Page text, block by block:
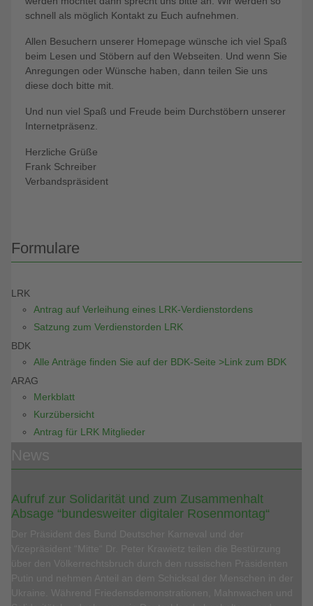
schnell als möglich Kontakt zu Euch aufnehmen.
Allen Besuchern unserer Homepage wünsche ich viel Spaß
beim Lesen und Stöbern auf den Webseiten. Und wenn Sie
Anregungen oder Wünsche haben, dann teilen Sie uns
diese doch bitte mit.
Und nun viel Spaß und Freude beim Durchstöbern unserer
Internetpräsenz.
Herzliche Grüße
Frank Schreiber
Verbandspräsident
Formulare
LRK
Antrag auf Verleihung eines LRK-Verdienstordens
Satzung zum Verdienstorden LRK
BDK
Alle Anträge finden Sie auf der BDK-Seite >Link zum BDK
ARAG
Merkblatt
Kurzübersicht
Antrag für LRK Mitglieder
Aufruf zur Solidarität und zum Zusammenhalt
Absage “bundesweiter digitaler Rosenmontag“